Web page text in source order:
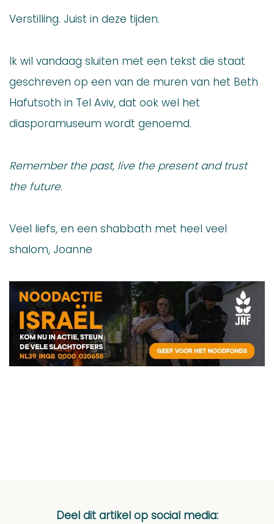
Verstilling. Juist in deze tijden.
Ik wil vandaag sluiten met een tekst die staat
geschreven op een van de muren van het Beth
Hafutsoth in Tel Aviv, dat ook wel het
diasporamuseum wordt genoemd.
Remember the past, live the present and trust
the future.
Veel liefs, en een shabbath met heel veel
shalom, Joanne
Deel dit artikel op social media: